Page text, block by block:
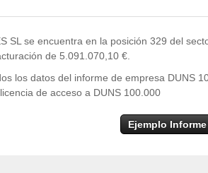
−
SL se encuentra en la posición 329 del
de 5.091.070,10 €.
los datos del informe de empresa DUNS
de acceso a DUNS 100.000
Ejemplo Informe